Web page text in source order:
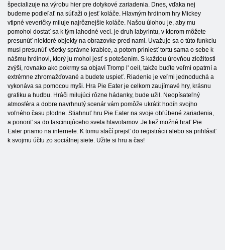
špecializuje na výrobu hier pre dotykové zariadenia. Dnes, vďaka nej
budeme podieľať na súťaži o jesť koláče. Hlavným hrdinom hry Mickey
vtipné veveričky miluje najrôznejšie koláče. Našou úlohou je, aby mu
pomohol dostať sa k tým lahodné veci. je druh labyrintu, v ktorom môžete
presunúť niektoré objekty na obrazovke pred nami. Uvažuje sa o túto funkciu
musí presunúť všetky správne krabice, a potom priniesť tortu sama o sebe k
nášmu hrdinovi, ktorý ju mohol jesť s potešením. S každou úrovňou zložitosti
zvýši, rovnako ako pokrmy sa objaví Tromp l' oeil, takže buďte veľmi opatrní a
extrémne zhromažďované a budete uspieť. Riadenie je veľmi jednoduchá a
vykonáva sa pomocou myši. Hra Pie Eater je celkom zaujímavé hry, krásnu
grafiku a hudbu. Hráči milujúci rôzne hádanky, bude užil. Neopísateľný
atmosféra a dobre navrhnutý scenár vám pomôže ukrátit hodín svojho
voľného času plodne. Stiahnuť hru Pie Eater na svoje obľúbené zariadenia,
a ponoriť sa do fascinujúceho sveta hlavolamov. Je tiež možné hrať Pie
Eater priamo na internete. K tomu stačí prejsť do registrácii alebo sa prihlásiť
k svojmu účtu zo sociálnej siete. Užite si hru a čas!